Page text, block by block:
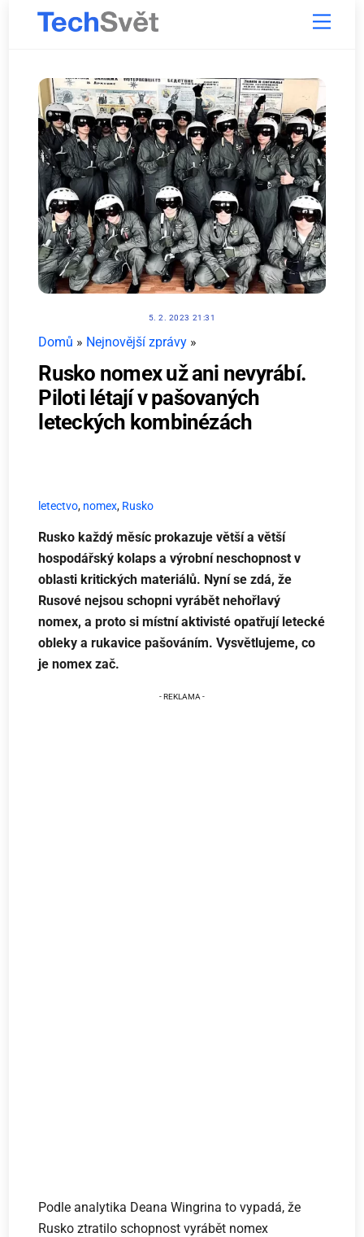
Menu
5. 2. 2023 21:31
Domů » Nejnovější zprávy »
Rusko nomex už ani nevyrábí.
Piloti létají v pašovaných
leteckých kombinézách
letectvo, nomex, Rusko
Rusko každý měsíc prokazuje větší a větší
hospodářský kolaps a výrobní neschopnost v
oblasti kritických materiálů. Nyní se zdá, že
Rusové nejsou schopni vyrábět nehořlavý
nomex, a proto si místní aktivisté opatřují letecké
obleky a rukavice pašováním. Vysvětlujeme, co
je nomex zač.
Podle analytika Deana Wingrina to vypadá, že
Rusko ztratilo schopnost vyrábět nomex